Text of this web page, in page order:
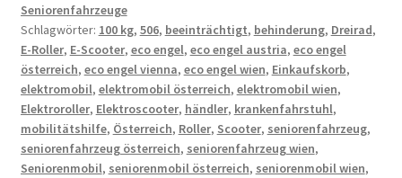
506
Menge
Seniorenfahrzeuge
Schlagwörter: 100 kg, 506, beeinträchtigt, behinderung, Dreirad,
E-Roller, E-Scooter, eco engel, eco engel austria, eco engel
österreich, eco engel vienna, eco engel wien, Einkaufskorb,
elektromobil, elektromobil österreich, elektromobil wien,
Elektroroller, Elektroscooter, händler, krankenfahrstuhl,
mobilitätshilfe, Österreich, Roller, Scooter, seniorenfahrzeug,
seniorenfahrzeug österreich, seniorenfahrzeug wien,
Seniorenmobil, seniorenmobil österreich, seniorenmobil wien,